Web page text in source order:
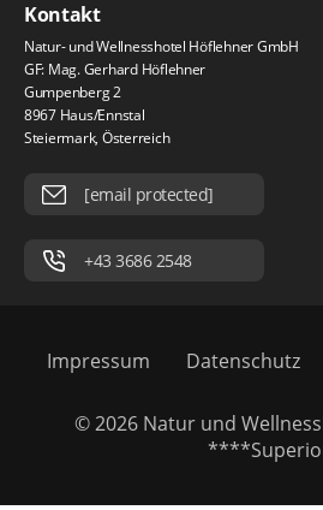
Kontakt
Natur- und Wellnesshotel Höflehner GmbH
GF: Mag. Gerhard Höflehner
Gumpenberg 2
8967 Haus/Ennstal
Steiermark, Österreich
[email protected]
+43 3686 2548
Impressum Datenschutz
© 2026 Natur und